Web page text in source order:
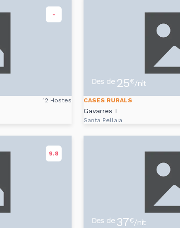
-
12 Hostes
Des de 25€/nit
CASES RURALS
Gavarres I
Santa Pellaia
9.8
Des de 37€/nit